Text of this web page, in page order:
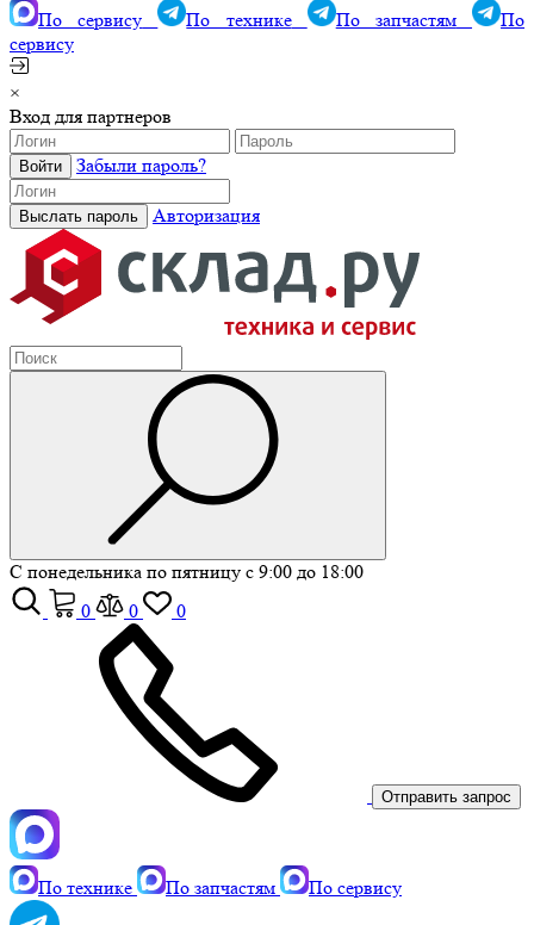
По сервису
По технике По запчастям
По
сервису
×
Вход для партнеров
Забыли пароль?
Авторизация
С понедельника по пятницу с 9:00 до 18:00
0
0 0
Отправить запрос
По технике По запчастям По сервису